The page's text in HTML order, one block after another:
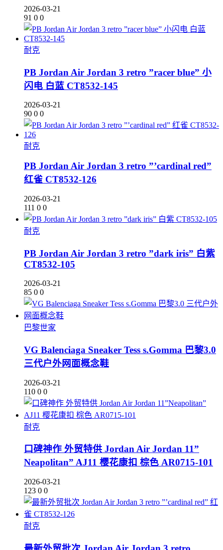
2026-03-21
91 0 0
耐克
PB Jordan Air Jordan 3 retro ”racer blue” 小
闪电 白蓝 CT8532-145
2026-03-21
90 0 0
耐克
PB Jordan Air Jordan 3 retro ”’cardinal red”
红雀 CT8532-126
2026-03-21
111 0 0
耐克
PB Jordan Air Jordan 3 retro ”dark iris” 白紫
CT8532-105
2026-03-21
85 0 0
巴黎世家
VG Balenciaga Sneaker Tess s.Gomma 巴黎3.0
三代户外网面概念鞋
2026-03-21
110 0 0
耐克
口碑神作 外贸特供 Jordan Air Jordan 11”
Neapolitan” AJ11 樱花康扣 棕色 AR0715-101
2026-03-21
123 0 0
耐克